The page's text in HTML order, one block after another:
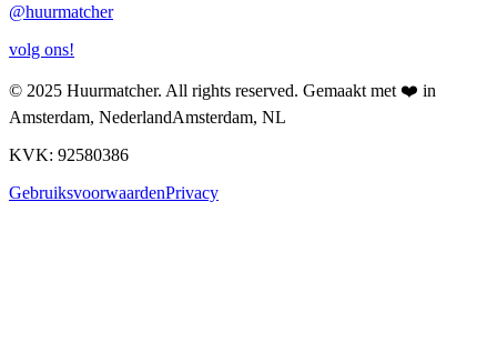
@huurmatcher
volg ons!
© 2025 Huurmatcher. All rights reserved. Gemaakt met ❤️ in
Amsterdam, NederlandAmsterdam, NL
KVK: 92580386
GebruiksvoorwaardenPrivacy